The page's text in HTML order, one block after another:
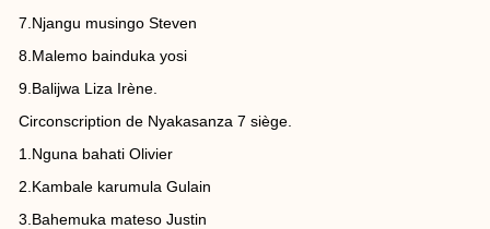
7.Njangu musingo Steven
8.Malemo bainduka yosi
9.Balijwa Liza Irène.
Circonscription de Nyakasanza 7 siège.
1.Nguna bahati Olivier
2.Kambale karumula Gulain
3.Bahemuka mateso Justin